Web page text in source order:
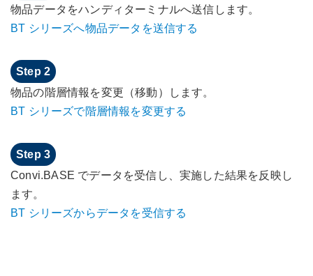
物品データをハンディターミナルへ送信します。
BT シリーズへ物品データを送信する
物品の階層情報を変更（移動）します。
BT シリーズで階層情報を変更する
Convi.BASE でデータを受信し、実施した結果を反映し
ます。
BT シリーズからデータを受信する